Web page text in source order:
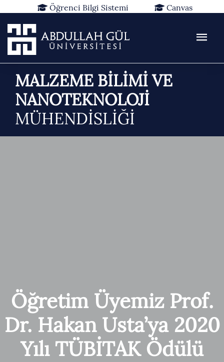
Öğrenci Bilgi Sistemi
Canvas
Web Mail
EN
MALZEME BİLİMİ VE
NANOTEKNOLOJİ
MÜHENDİSLİĞİ
Öğretim Üyemiz Prof.
Dr. Hakan Usta’ya 2020
Yılı TÜBİTAK Ödülü